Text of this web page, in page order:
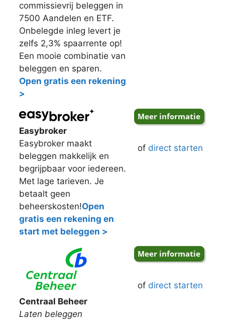
commissievrij beleggen in
7500 Aandelen en ETF.
Onbelegde inleg levert je
zelfs 2,3% spaarrente op!
Een mooie combinatie van
beleggen en sparen.
Open gratis een rekening
>
Easybroker
Easybroker maakt
beleggen makkelijk en
begrijpbaar voor iedereen.
Met lage tarieven. Je
betaalt geen
beheerskosten!Open
gratis een rekening en
start met beleggen >
of direct starten
Centraal Beheer
Laten beleggen
of direct starten